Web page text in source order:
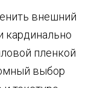
внешний
кардинально
пленкой
выбор